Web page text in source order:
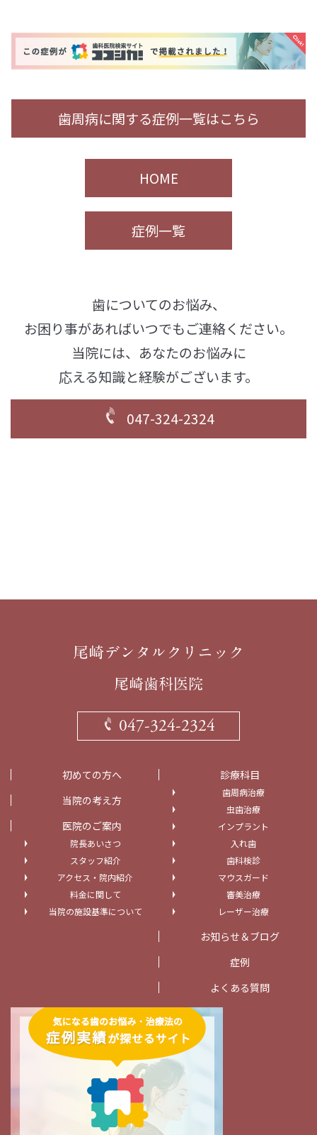
歯周病に関する症例一覧はこちら
HOME
症例一覧
歯についてのお悩み、
お困り事があればいつでもご連絡ください。
当院には、あなたのお悩みに
応える知識と経験がございます。
047-324-2324
047-324-2324
初めての方へ
当院の考え方
医院のご案内
院長あいさつ
スタッフ紹介
アクセス・院内紹介
料金に関して
当院の施設基準について
診療科目
歯周病治療
虫歯治療
インプラント
入れ歯
歯科検診
マウスガード
審美治療
レーザー治療
お知らせ＆ブログ
症例
よくある質問